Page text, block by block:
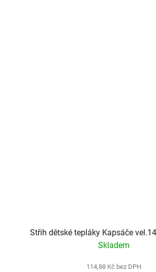
Střih dětské tepláky Kapsáče
Skladem
114,88 Kč bez DPH